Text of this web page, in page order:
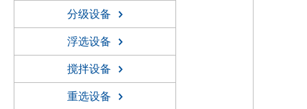
分级设备
浮选设备
搅拌设备
重选设备